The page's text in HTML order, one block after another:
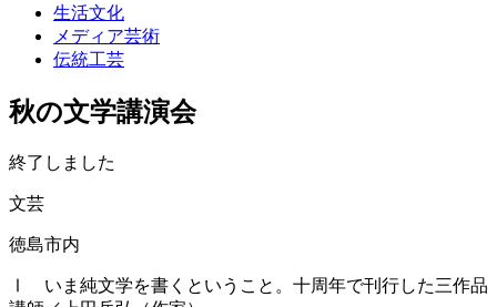
生活文化
メディア芸術
伝統工芸
秋の文学講演会
終了しました
文芸
徳島市内
Ⅰ いま純文学を書くということ。十周年で刊行した三作品